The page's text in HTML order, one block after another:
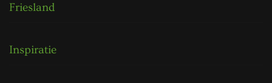
Friesland
Inspiratie